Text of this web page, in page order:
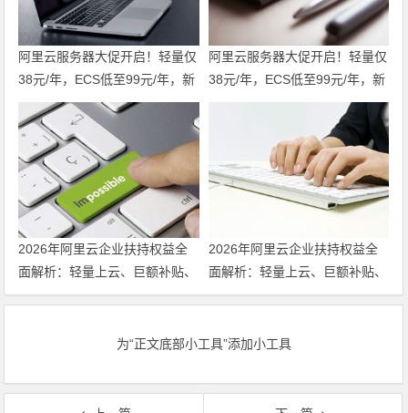
阿里云服务器大促开启！轻量仅
38元/年，ECS低至99元/年，新
老用户同享福利！u2i年付3折
起，更有第九代c9i/g9i/r9i企业
级实例限时特惠，不容错过！领
代金券
阿里云服务器大促开启！轻量仅
38元/年，ECS低至99元/年，新
老用户同享福利！u2i年付3折
起，更有第九代c9i/g9i/r9i企业
级实例限时特惠，不容错过！
2026年阿里云企业扶持权益全
面解析：轻量上云、巨额补贴、
专家护航三箭齐发 领代金券
2026年阿里云企业扶持权益全
面解析：轻量上云、巨额补贴、
专家护航三箭齐发
为“正文底部小工具”添加小工具